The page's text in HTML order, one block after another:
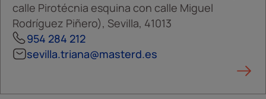
calle Pirotécnia esquina con calle Miguel
Rodríguez Piñero), Sevilla, 41013
954 284 212
sevilla.triana@masterd.es